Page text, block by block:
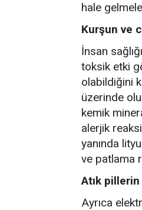
hale
Kurşun ve
İnsan
toksik etki
olabildiğini
üzerinde
kemik
alerjik
yanında
ve patlama
Atık pillerin
Ayrıca